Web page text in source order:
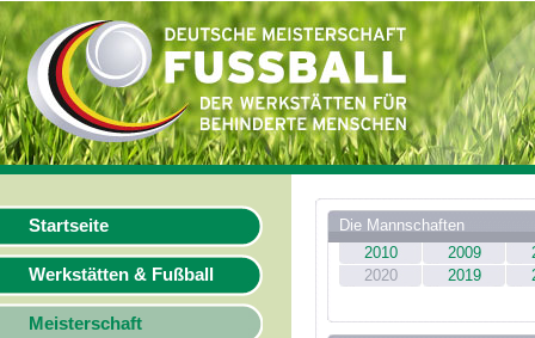
Startseite
Werkstätten & Fußball
Meisterschaft
Die Mannschaften
2010
2009
2020
2019